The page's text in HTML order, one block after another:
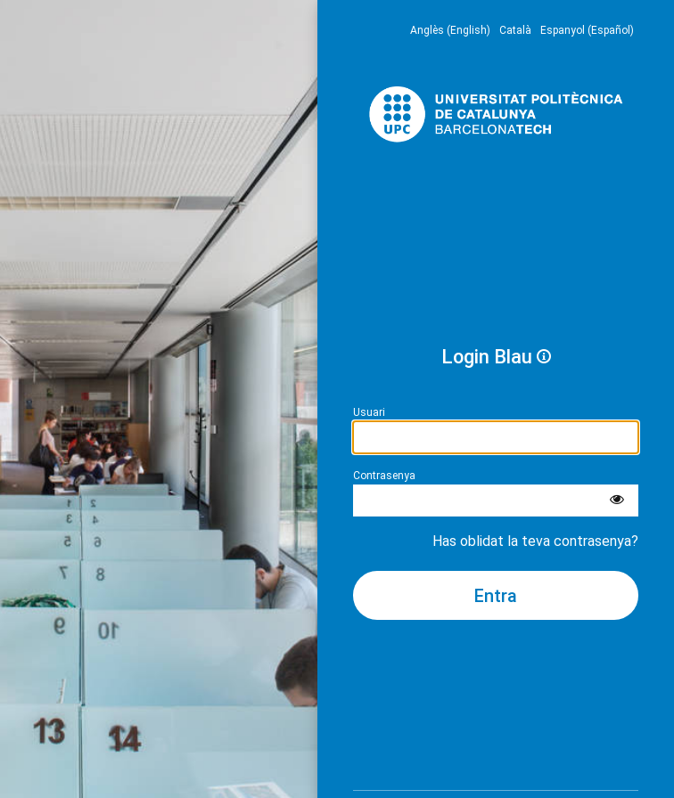
Anglès (English) Català Espanyol (Español)
Login Blau
Usuari
Contrasenya
Has oblidat la teva contrasenya?